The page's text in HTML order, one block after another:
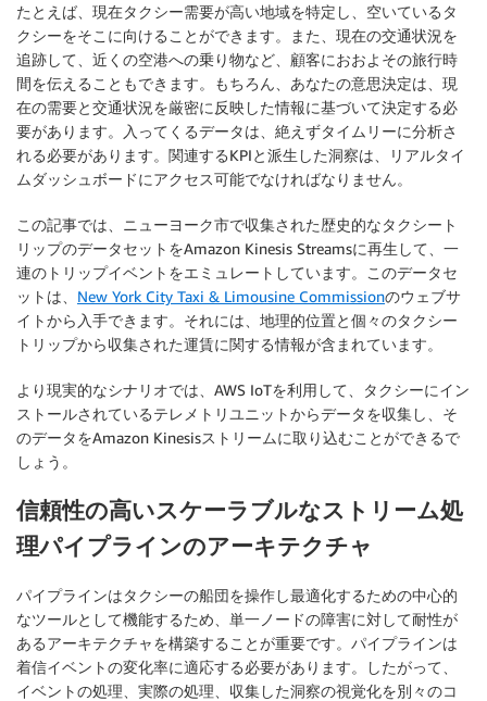
たとえば、現在タクシー需要が高い地域を特定し、空いているタ
クシーをそこに向けることができます。また、現在の交通状況を
追跡して、近くの空港への乗り物など、顧客におおよその旅行時
間を伝えることもできます。もちろん、あなたの意思決定は、現
在の需要と交通状況を厳密に反映した情報に基づいて決定する必
要があります。入ってくるデータは、絶えずタイムリーに分析さ
れる必要があります。関連するKPIと派生した洞察は、リアルタイ
ムダッシュボードにアクセス可能でなければなりません。
この記事では、ニューヨーク市で収集された歴史的なタクシート
リップのデータセットをAmazon Kinesis Streamsに再生して、一
連のトリップイベントをエミュレートしています。このデータセ
ットは、 New York City Taxi & Limousine Commissionのウェブサ
イトから入手できます。それには、地理的位置と個々のタクシー
トリップから収集された運賃に関する情報が含まれています。
より現実的なシナリオでは、AWS IoTを利用して、タクシーにイン
ストールされているテレメトリユニットからデータを収集し、そ
のデータをAmazon Kinesisストリームに取り込むことができるで
しょう。
信頼性の高いスケーラブルなストリーム処
理パイプラインのアーキテクチャ
パイプラインはタクシーの船団を操作し最適化するための中心的
なツールとして機能するため、単一ノードの障害に対して耐性が
あるアーキテクチャを構築することが重要です。パイプラインは
着信イベントの変化率に適応する必要があります。したがって、
イベントの処理、実際の処理、収集した洞察の視覚化を別々のコ